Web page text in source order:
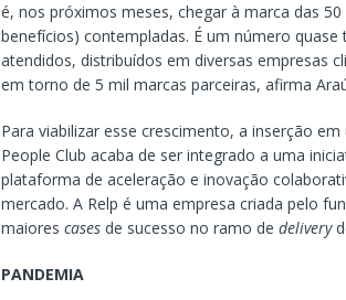
é, nos próximos meses, chegar à marca das
benefícios) contempladas. É um número
atendidos, distribuídos em diversas empresas
em torno de 5 mil marcas parceiras, afirma
Para viabilizar esse crescimento, a inserção
People Club acaba de ser integrado a uma
plataforma de aceleração e inovação
mercado. A Relp é uma empresa criada pelo
maiores cases de sucesso no ramo de delivery
PANDEMIA